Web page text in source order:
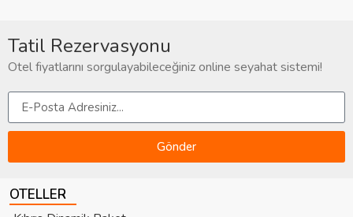
Tatil Rezervasyonu
Otel fiyatlarını sorgulayabileceğiniz online seyahat sistemi!
Gönder
OTELLER